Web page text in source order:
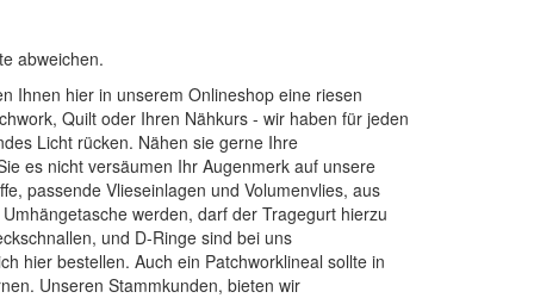
abweichen.
Ihnen hier in unserem Onlineshop eine riesen
Quilt oder Ihren Nähkurs - wir haben für jeden
Licht rücken. Nähen sie gerne Ihre
es nicht versäumen Ihr Augenmerk auf unsere
, passende Vlieseinlagen und Volumenvlies, aus
werden, darf der Tragegurt hierzu
und D-Ringe sind bei uns
hier bestellen. Auch ein Patchworklineal sollte in
. Unseren Stammkunden, bieten wir